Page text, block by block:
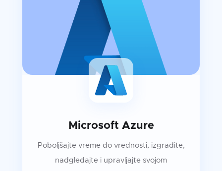
Microsoft Azure
Poboljšajte vreme do vrednosti, izgradite,
nadgledajte i upravljajte svojom